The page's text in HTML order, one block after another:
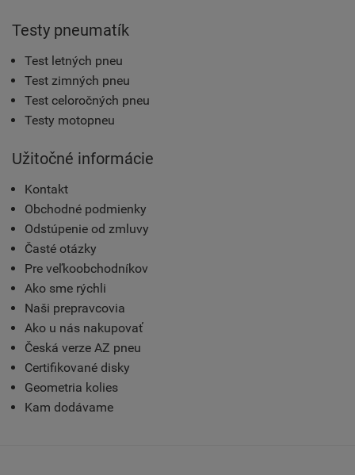
Testy pneumatík
Test letných pneu
Test zimných pneu
Test celoročných pneu
Testy motopneu
Užitočné informácie
Kontakt
Obchodné podmienky
Odstúpenie od zmluvy
Časté otázky
Pre veľkoobchodníkov
Ako sme rýchli
Naši prepravcovia
Ako u nás nakupovať
Česká verze AZ pneu
Certifikované disky
Geometria kolies
Kam dodávame